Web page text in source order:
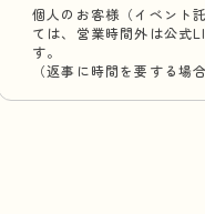
個人のお客様（イベント
ては、営業時間外は公式
す。
（返事に時間を要する場